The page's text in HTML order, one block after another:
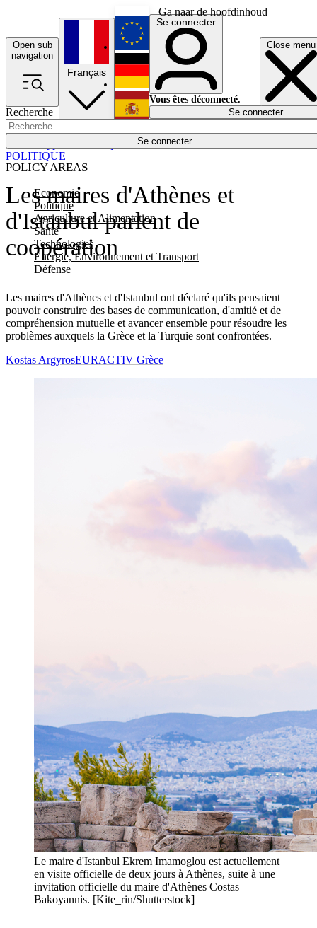
Ga naar de hoofdinhoud
Open sub
navigation
Close menu
Recherche
Se connecter
POLICY AREAS
Economie
Politique
Agriculture et Alimentation
Santé
Technologies
Energie, Environnement et Transport
Défense
Économie
Français
English
Deutsch
Español
Se connecter
Vous êtes déconnecté.
Se connecter
Les maires d'Athènes et
d'Istanbul parlent de
coopération
Les maires d'Athènes et d'Istanbul ont déclaré qu'ils pensaient
pouvoir construire des bases de communication, d'amitié et de
compréhension mutuelle et avancer ensemble pour résoudre les
problèmes auxquels la Grèce et la Turquie sont confrontées.
POLITIQUE
Kostas ArgyrosEURACTIV Grèce
Le maire d'Istanbul Ekrem Imamoglou est actuellement
en visite officielle de deux jours à Athènes, suite à une
invitation officielle du maire d'Athènes Costas
Bakoyannis. [Kite_rin/Shutterstock]